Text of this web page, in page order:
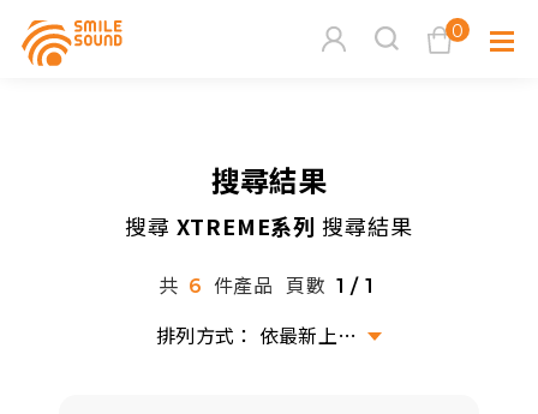
0
請選擇商品分類
搜尋結果
搜尋 XTREME系列 搜尋結果
共 6 件產品 頁數 1 / 1
依最新上架排序